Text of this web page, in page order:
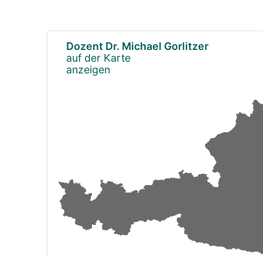
Dozent Dr. Michael Gorlitzer
auf der Karte
anzeigen